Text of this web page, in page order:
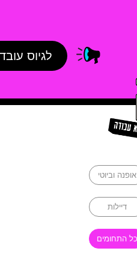
לגיוס
אופנה וביוטי
דיילות
כל התחומים